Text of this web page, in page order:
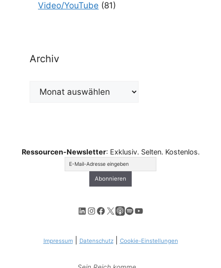
Video/YouTube (81)
Archiv
Archiv
Ressourcen-Newsletter: Exklusiv. Selten. Kostenlos.
LinkedIn
Instagram
Facebook
X Apple Podcasts
Spotify
YouTube
Impressum| Datenschutz| Cookie-Einstellungen